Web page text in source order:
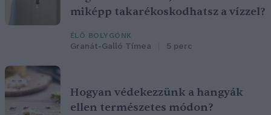
miképp takarékoskodhatsz a vízzel?
ÉLŐ BOLYGÓNK
Granát-Galló Tímea 5 perc
Hogyan védekezzünk a hangyák
ellen természetes módon?